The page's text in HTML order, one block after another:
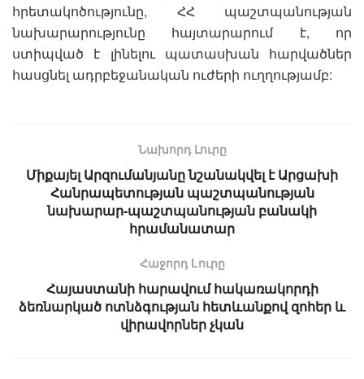
հրետակոծությունը, ՀՀ պաշտպանության
նախարարությունը հայտարարում է, որ
ստիպված է լինելու պատասխան հարվածներ
հասցնել ադրբեջանական ուժերի ուղղությամբ:
Նախորդ Լուրը
Միքայել Արզումանյանը նշանակվել է Արցախի
Հանրապետության պաշտպանության
նախարար-պաշտպանության բանակի
հրամանատար
Հաջորդ Lուրը
Հայաստանի հարավում հակառակորդի
ձեռնարկած ոտնձգության հետևանքով զոհեր և
վիրավորներ չկան